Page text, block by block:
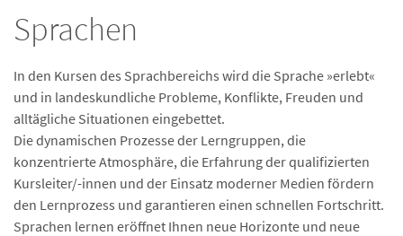
Sprachen
In den Kursen des Sprachbereichs wird die Sprache »erlebt«
und in landeskundliche Probleme, Konflikte, Freuden und
alltägliche Situationen eingebettet.
Die dynamischen Prozesse der Lerngruppen, die
konzentrierte Atmosphäre, die Erfahrung der qualifizierten
Kursleiter/-innen und der Einsatz moderner Medien fördern
den Lernprozess und garantieren einen schnellen Fortschritt.
Sprachen lernen eröffnet Ihnen neue Horizonte und neue